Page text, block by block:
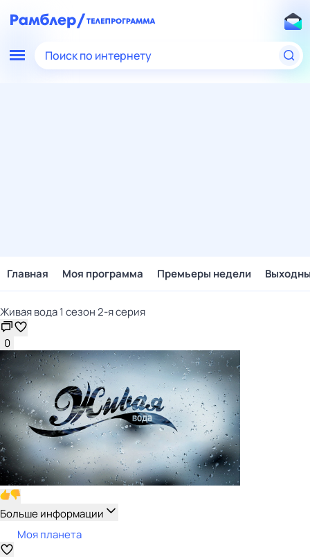
Поиск по интернету
Главная Моя программа Премьеры недели
Живая вода 1 сезон 2-я серия
0
Больше информации
Моя планета